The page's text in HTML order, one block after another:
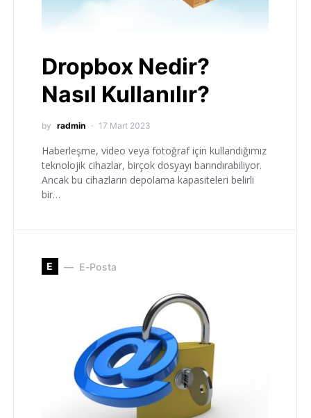
Dropbox Nedir?
Nasıl Kullanılır?
by radmin 17 Mart 2023
Haberleşme, video veya fotoğraf için kullandığımız
teknolojik cihazlar, birçok dosyayı barındırabiliyor.
Ancak bu cihazların depolama kapasiteleri belirli
bir…
E E-Posta